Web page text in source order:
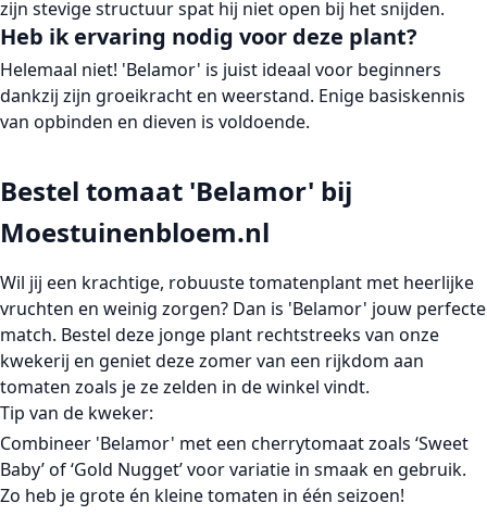
zijn stevige structuur spat hij niet open bij het snijden.
Heb ik ervaring nodig voor deze plant?
Helemaal niet! 'Belamor' is juist ideaal voor beginners
dankzij zijn groeikracht en weerstand. Enige basiskennis
van opbinden en dieven is voldoende.
Bestel tomaat 'Belamor' bij
Moestuinenbloem.nl
Wil jij een krachtige, robuuste tomatenplant met heerlijke
vruchten en weinig zorgen? Dan is 'Belamor' jouw perfecte
match. Bestel deze jonge plant rechtstreeks van onze
kwekerij en geniet deze zomer van een rijkdom aan
tomaten zoals je ze zelden in de winkel vindt.
Tip van de kweker:
Combineer 'Belamor' met een cherrytomaat zoals ‘Sweet
Baby’ of ‘Gold Nugget’ voor variatie in smaak en gebruik.
Zo heb je grote én kleine tomaten in één seizoen!